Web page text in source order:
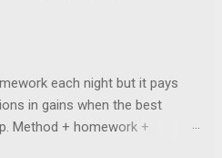
ง swing trade ด้วย จึงอดสนใจไม่
นะ...
ทธิ์เมื่อเอามาใช้ร่วมกับวอลุ่ม ใน
มเรื่องของ gap ซึ่งถือว่าครบ
กๆ ทฤษฎี gap ที่เกี่ยวข้องกับเวฟ มี
each night but it pays
in gains when the best
Method + homework +